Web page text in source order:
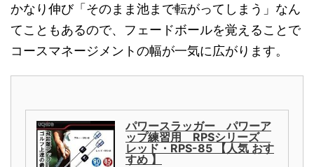
かなり伸び「そのまま池まで転がってしまう」なん
てこともあるので、フェードボールを覚えることで
コースマネージメントの幅が一気に広がります。
パワースラッガー パワーア
ップ練習用 RPSシリーズ
レッド・RPS-85 【人気 おす
すめ 】